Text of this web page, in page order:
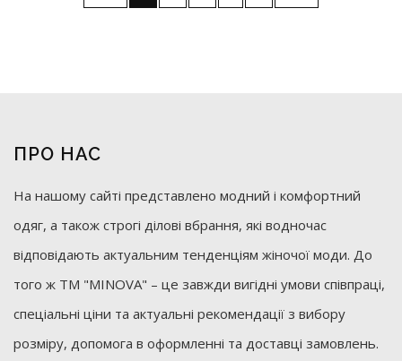
ПРО НАС
На нашому сайті представлено модний і комфортний
одяг, а також строгі ділові вбрання, які водночас
відповідають актуальним тенденціям жіночої моди. До
того ж ТМ "MINOVA" – це завжди вигідні умови співпраці,
спеціальні ціни та актуальні рекомендації з вибору
розміру, допомога в оформленні та доставці замовлень.